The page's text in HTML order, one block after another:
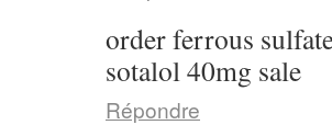
order ferrous
sotalol 40mg sale
Répondre